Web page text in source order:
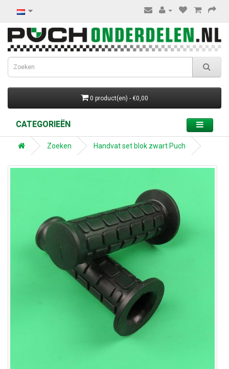
0 product(en) - €0,00
CATEGORIEËN
Zoeken Handvat set blok zwart Puch